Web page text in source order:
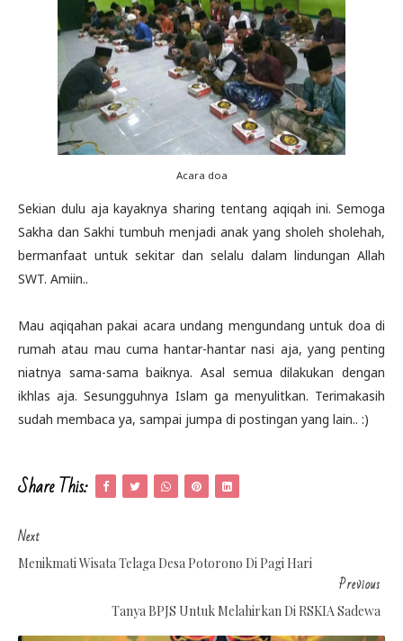
Acara doa
Sekian dulu aja kayaknya sharing tentang aqiqah ini. Semoga
Sakha dan Sakhi tumbuh menjadi anak yang sholeh sholehah,
bermanfaat untuk sekitar dan selalu dalam lindungan Allah
SWT. Amiin..
Mau aqiqahan pakai acara undang mengundang untuk doa di
rumah atau mau cuma hantar-hantar nasi aja, yang penting
niatnya sama-sama baiknya. Asal semua dilakukan dengan
ikhlas aja. Sesungguhnya Islam ga menyulitkan. Terimakasih
sudah membaca ya, sampai jumpa di postingan yang lain.. :)
Share This:
Next
Menikmati Wisata Telaga Desa Potorono Di Pagi Hari
Previous
Tanya BPJS Untuk Melahirkan Di RSKIA Sadewa